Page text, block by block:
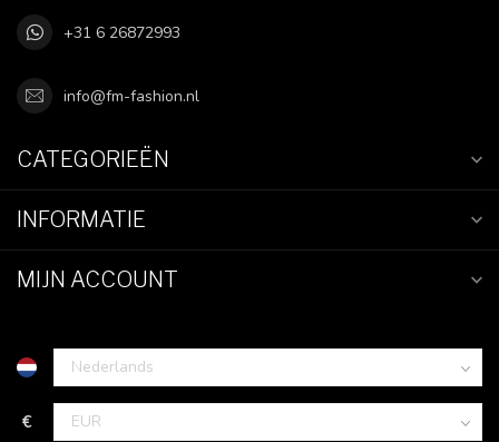
+31 6 26872993
info@fm-fashion.nl
CATEGORIEËN
INFORMATIE
MIJN ACCOUNT
€